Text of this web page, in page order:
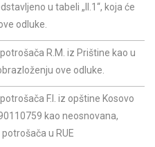
u tabeli „II.1“, koja će
odluke.
R.M. iz Prištine kao u
ove odluke.
F.I. iz opštine Kosovo
kao neosnovana,
u RUE